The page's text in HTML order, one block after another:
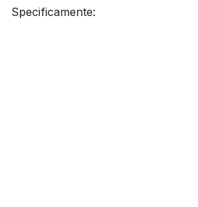
Specificamente: